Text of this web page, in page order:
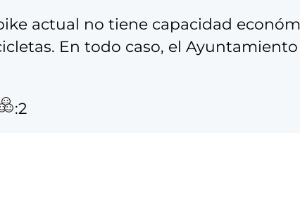
actual no tiene capacidad
En todo caso, el Ayuntamiento
:2